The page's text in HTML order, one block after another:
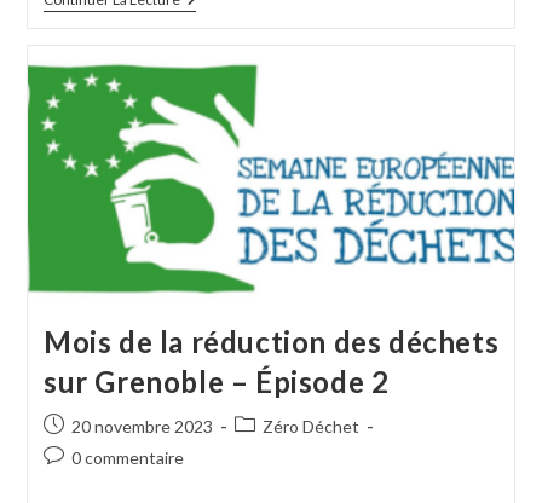
Mois de la réduction des déchets
sur Grenoble – Épisode 2
20 novembre 2023
Zéro Déchet
0 commentaire